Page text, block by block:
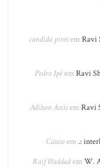
candida piresem Ravi
Pedro Ipêem Ravi
Adilson Assisem Ravi
Cássioem .:
Raif Haddadem W.